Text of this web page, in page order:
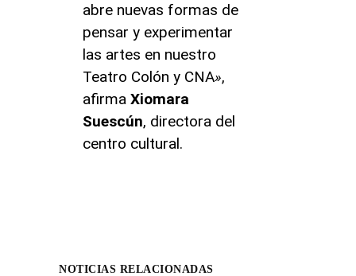
abre nuevas formas de
pensar y experimentar
las artes en nuestro
Teatro Colón y CNA»,
afirma Xiomara
Suescún, directora del
centro cultural.
NOTICIAS RELACIONADAS